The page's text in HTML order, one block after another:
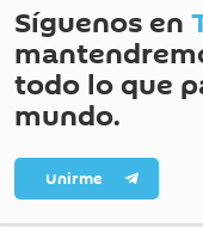
Síguenos en
todo lo que
mundo.
Unirme